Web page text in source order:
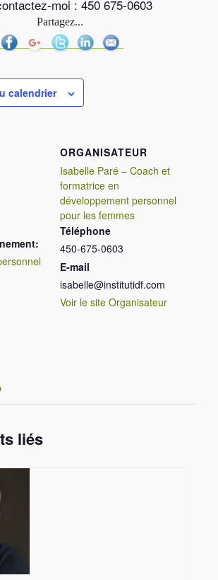
moi : 450 675-0603
Partagez...
calendrier
ORGANISATEUR
Isabelle Paré – Coach et
formatrice en
développement personnel
pour les femmes
Téléphone
450-675-0603
E-mail
isabelle@institutidf.com
Voir le site Organisateur
liés